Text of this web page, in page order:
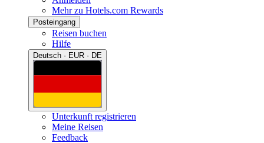
Mehr zu Hotels.com Rewards
Posteingang
Reisen buchen
Hilfe
Deutsch · EUR · DE
Unterkunft registrieren
Meine Reisen
Feedback